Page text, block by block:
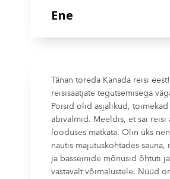
Ene
Tänan toreda Kanada reisi
reisisaatjate tegutsemisega
Poisid olid asjalikud, toimekad
abivalmid. Meeldis, et sai reisi
looduses matkata. Olin üks
nautis majutuskohtades sauna,
ja basseinide mõnusid õhtuti
vastavalt võimalustele. Nüüd